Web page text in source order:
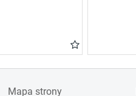
Mapa strony